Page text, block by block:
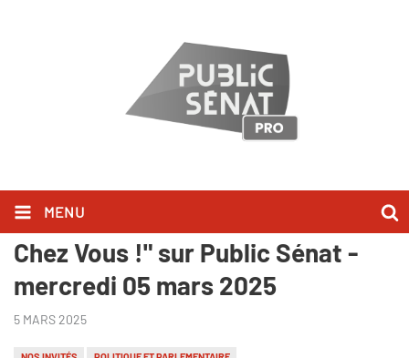
MENU
Sandro Gozi l'a dit dans "Bonjour
Chez Vous !" sur Public Sénat -
mercredi 05 mars 2025
5 MARS 2025